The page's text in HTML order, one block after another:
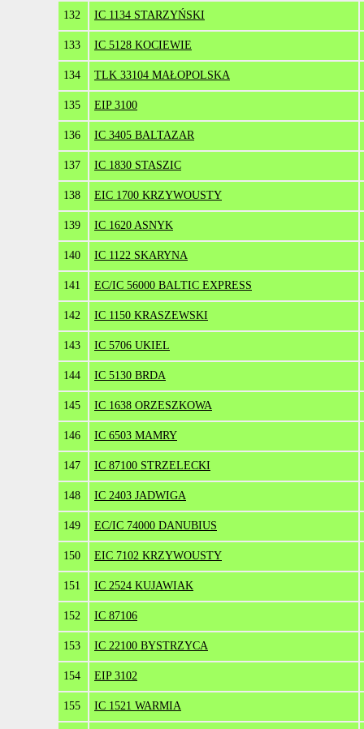
132 IC 1134 STARZYŃSKI
133 IC 5128 KOCIEWIE
134 TLK 33104 MAŁOPOLSKA
135 EIP 3100
136 IC 3405 BALTAZAR
137 IC 1830 STASZIC
138 EIC 1700 KRZYWOUSTY
139 IC 1620 ASNYK
140 IC 1122 SKARYNA
141 EC/IC 56000 BALTIC EXPRESS
142 IC 1150 KRASZEWSKI
143 IC 5706 UKIEL
144 IC 5130 BRDA
145 IC 1638 ORZESZKOWA
146 IC 6503 MAMRY
147 IC 87100 STRZELECKI
148 IC 2403 JADWIGA
149 EC/IC 74000 DANUBIUS
150 EIC 7102 KRZYWOUSTY
151 IC 2524 KUJAWIAK
152 IC 87106
153 IC 22100 BYSTRZYCA
154 EIP 3102
155 IC 1521 WARMIA